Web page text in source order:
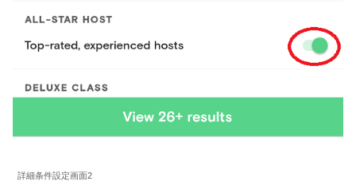
詳細条件設定画面2